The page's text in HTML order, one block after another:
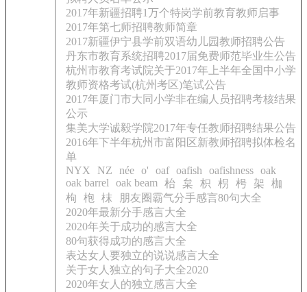
2017年新疆招聘1万个特岗学前教育教师启事
2017年第七师招聘教师简章
2017新疆伊宁县学前双语幼儿园教师招聘公告
丹东市教育系统招聘2017届免费师范毕业生公告
杭州市教育考试院关于2017年上半年全国中小学
教师资格考试(杭州考区)笔试公告
2017年厦门市大同小学非在编人员招聘考核结果
公示
集美大学诚毅学院2017年专任教师招聘结果公告
2016年下半年杭州市富阳区新教师招聘拟体检名
单
NYX
NZ née o' oaf oafish oafishness oak
oak barrel
oak beam 枱 枲 枳 枴 枵 架
枷
枸
枹 枺
朋友圈霸气分手感言80句大全
2020年最新分手感言大全
2020年关于成功的感言大全
80句获得成功的感言大全
表达女人要独立的说说感言大全
关于女人独立的句子大全2020
2020年女人的独立感言大全